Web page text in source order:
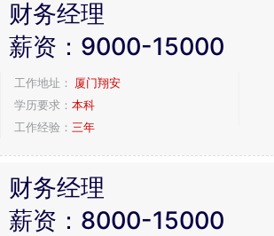
财务经理
薪资： 9000-15000
工作地址：
厦门翔安
学历要求： 本科
工作经验： 三年
财务经理
薪资： 8000-15000